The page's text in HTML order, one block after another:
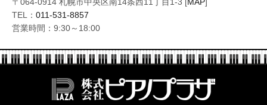
TEL： 011-531-8857
営業時間：9:30～18:00